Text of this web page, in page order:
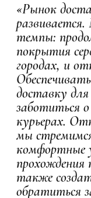
«Рынок
темпы:
покрытия
городах, и
доставку
заботиться
курьерах.
мы
комфортные
прохождения
также
обратиться